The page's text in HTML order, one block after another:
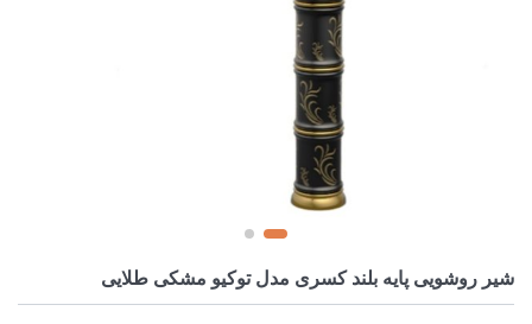
شیر روشویی پایه بلند کسری مدل توکیو مشکی طلایی